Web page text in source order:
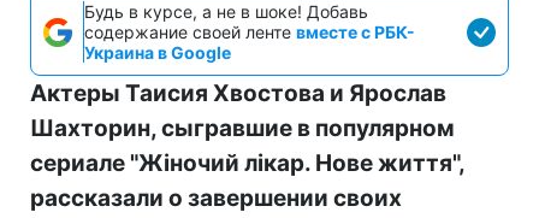
Будь в курсе, а не в шоке! Добавь
содержание своей ленте вместе с РБК-
Украина в Google
Актеры Таисия Хвостова и Ярослав
Шахторин, сыгравшие в популярном
сериале "Жіночий лікар. Нове життя",
рассказали о завершении своих